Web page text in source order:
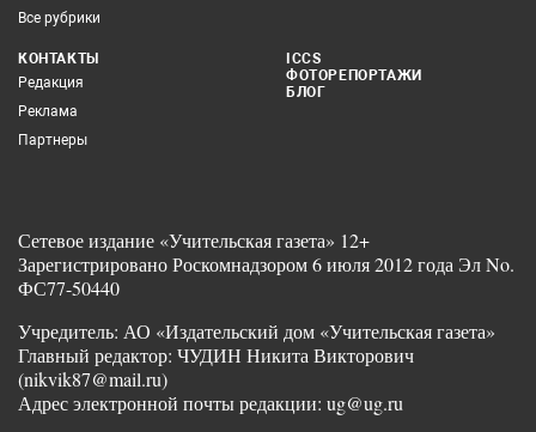
Все рубрики
КОНТАКТЫ
Редакция
Реклама
Партнеры
ICCS
ФОТОРЕПОРТАЖИ
БЛОГ
Сетевое издание «Учительская газета» 12+
Зарегистрировано Роскомнадзором 6 июля 2012 года Эл No.
ФС77-50440
Учредитель: АО «Издательский дом «Учительская газета»
Главный редактор: ЧУДИН Никита Викторович
(nikvik87@mail.ru)
Адрес электронной почты редакции: ug@ug.ru